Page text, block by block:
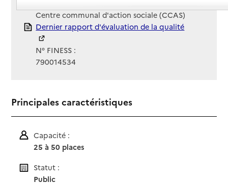
Centre communal d'action sociale (CCAS)
Rapport HAS
Dernier rapport d'évaluation de la qualité
N° FINESS :
790014534
Principales caractéristiques
Capacité :
25 à 50 places
Statut :
Public